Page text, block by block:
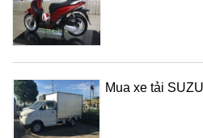
Mua xe tải